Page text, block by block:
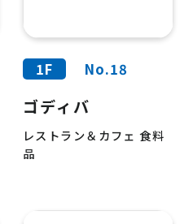
1F No.18
ゴディバ
レストラン＆カフェ 食料
品